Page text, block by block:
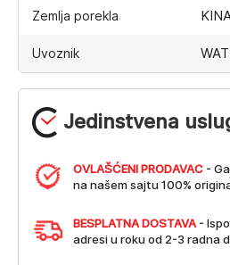
Jedinstvena
OVLAŠĆENI PRODAVAC -
na našem sajtu 100%
BESPLATNA DOSTAVA -
adresi u roku od 2-3 radna
Zemlja porekla
Uvoznik